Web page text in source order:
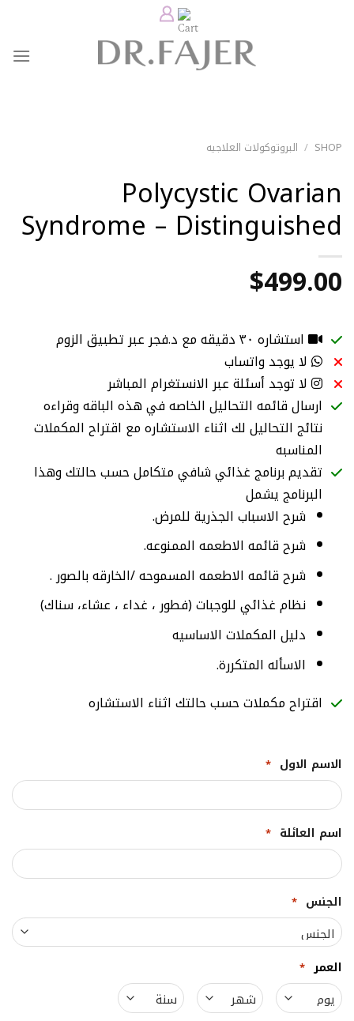
SHOP
/ البروتوكولات العلاجيه
Polycystic Ovarian
Syndrome – Distinguished
$499.00
استشاره ٣٠ دقيقه مع د.فجر عبر تطبيق الزوم
لا يوجد واتساب
لا توجد أسئلة عبر الانستغرام المباشر
ارسال قائمه التحاليل الخاصه في هذه الباقه وقراءه
نتائج التحاليل لك اثناء الاستشاره مع اقتراح المكملات
المناسبه
تقديم برنامج غذائي شافي متكامل حسب حالتك وهذا
البرنامج يشمل
شرح الاسباب الجذرية للمرض.
شرح قائمه الاطعمه الممنوعه.
شرح قائمه الاطعمه المسموحه /الخارقه بالصور .
نظام غذائي للوجبات (فطور ، غداء ، عشاء، سناك)
دليل المكملات الاساسيه
الاسأله المتكررة.
اقتراح مكملات حسب حالتك اثناء الاستشاره
الاسم الاول *
اسم العائلة *
الجنس *
العمر *
يوم شهر
سنة